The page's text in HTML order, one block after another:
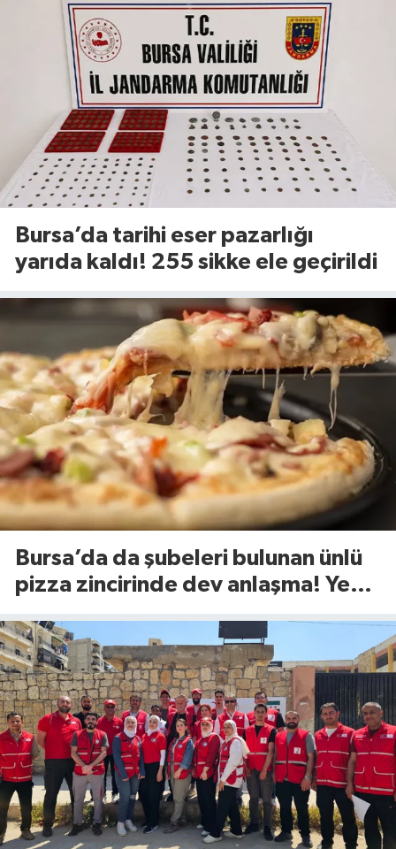
Bursa’da tarihi eser pazarlığı
yarıda kaldı! 255 sikke ele geçirildi
Bursa’da da şubeleri bulunan ünlü
pizza zincirinde dev anlaşma! Yeni